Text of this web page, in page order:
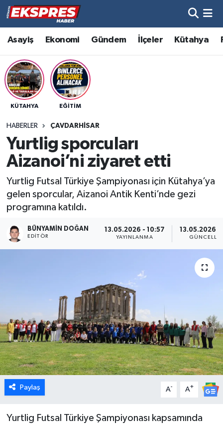
Asayiş Ekonomi Gündem İlçeler Kütahya
KÜTAHYA EĞITIM
HABERLER ÇAVDARHISAR
Yurtlig sporcuları
Aizanoi’ni ziyaret etti
Yurtlig Futsal Türkiye Şampiyonası için Kütahya’ya
gelen sporcular, Aizanoi Antik Kenti’nde gezi
programına katıldı.
BÜNYAMIN DOĞAN
EDITÖR
13.05.2026 - 10:57
YAYINLANMA
13.05.2026 -
Paylaş A- A+
Yurtlig Futsal Türkiye Şampiyonası kapsamında
Altıntaş
Asayiş
Aslanapa
Bölge
Çavdarhisar
Domaniç
Emet
Foto Galeri
Gediz
Genel
Gündem
Hava Durumu
Trafik Durumu
Süper Lig Puan Durumu ve Fikstür
Son Dakika Haberleri
Haber Arşivi